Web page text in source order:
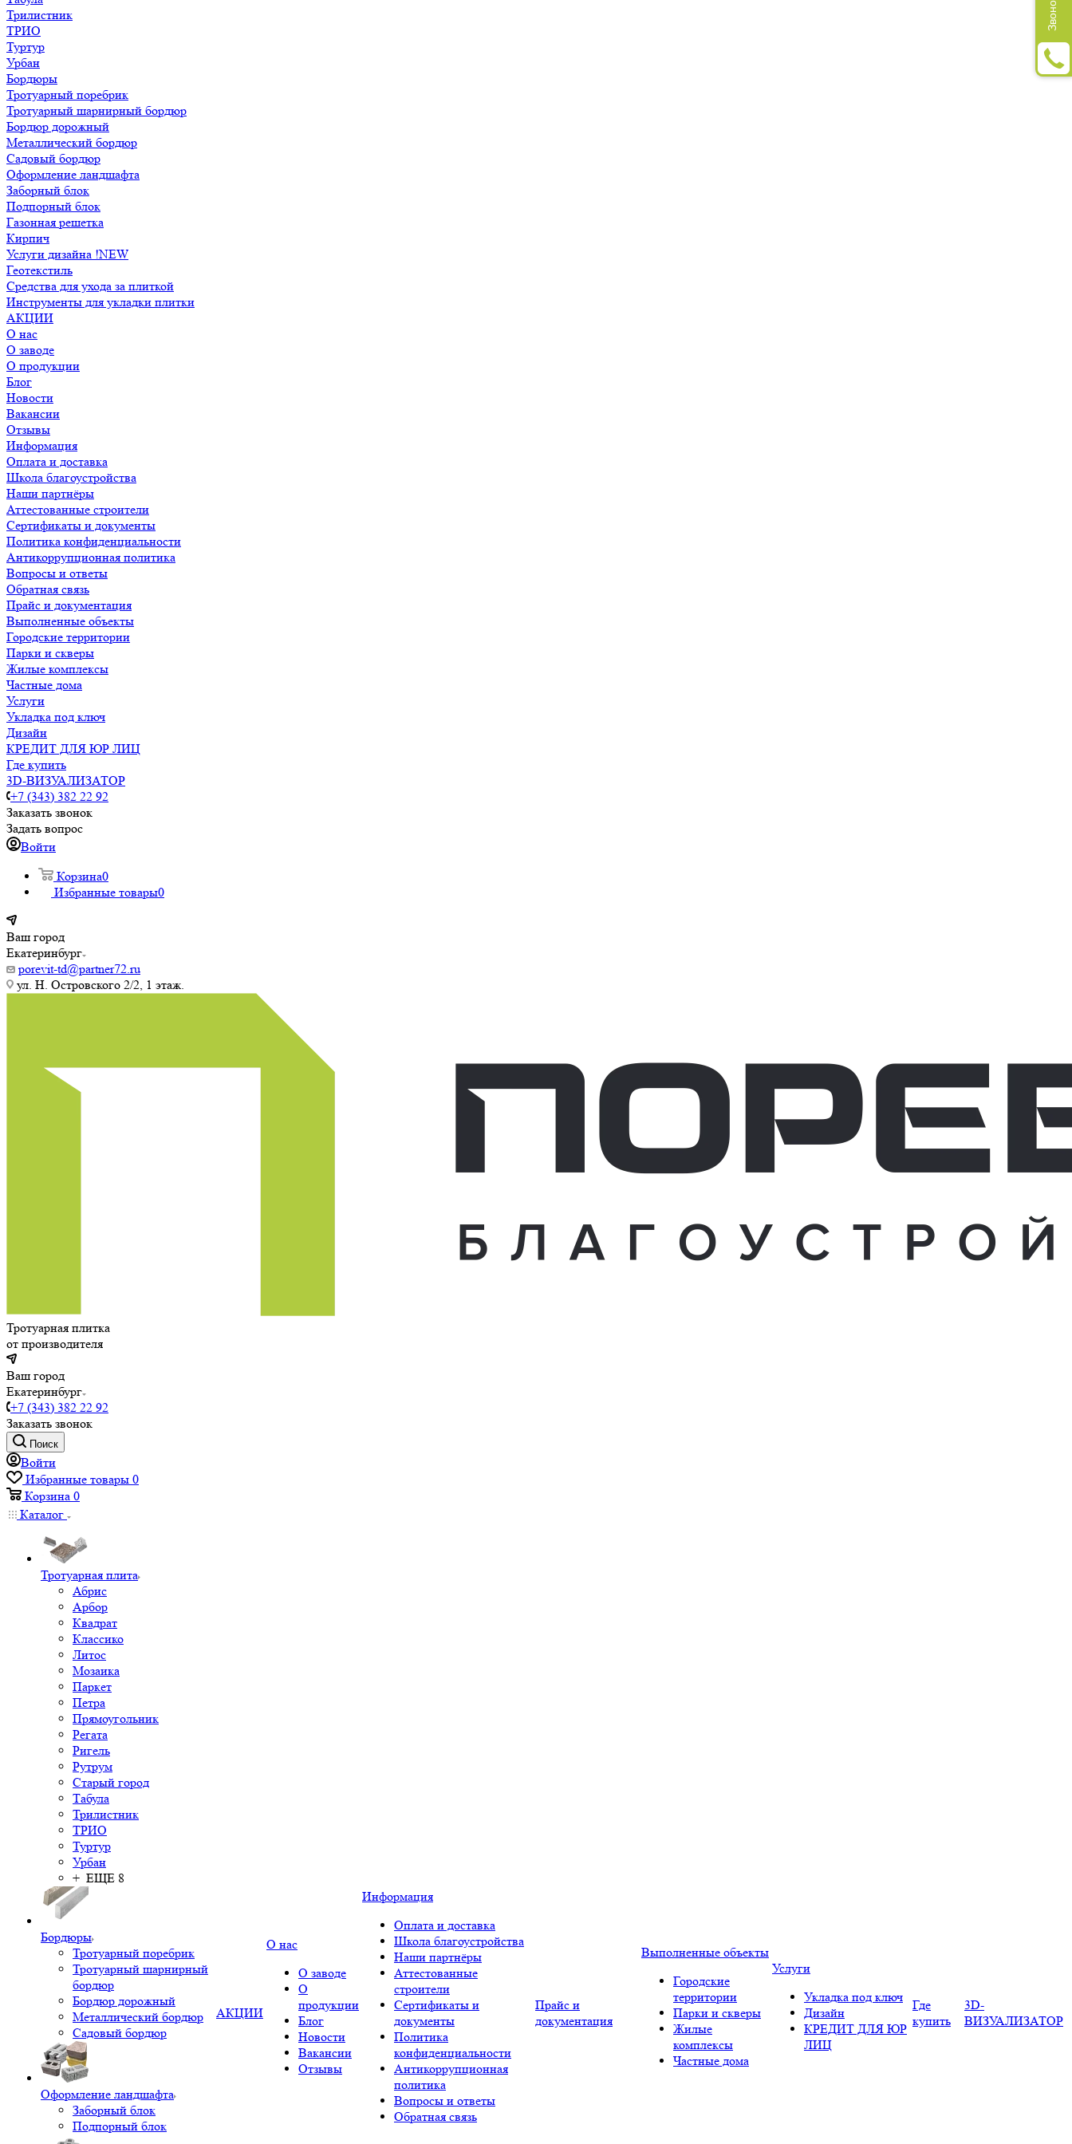
Трилистник
ТРИО
Туртур
Урбан
Бордюры
Тротуарный поребрик
Тротуарный шарнирный бордюр
Бордюр дорожный
Металлический бордюр
Садовый бордюр
Оформление ландшафта
Заборный блок
Подпорный блок
Газонная решетка
Кирпич
Услуги дизайна !NEW
Геотекстиль
Средства для ухода за плиткой
Инструменты для укладки плитки
АКЦИИ
О нас
О заводе
О продукции
Блог
Новости
Вакансии
Отзывы
Информация
Оплата и доставка
Школа благоустройства
Наши партнёры
Аттестованные строители
Сертификаты и документы
Политика конфиденциальности
Антикоррупционная политика
Вопросы и ответы
Обратная связь
Прайс и документация
Выполненные объекты
Городские территории
Парки и скверы
Жилые комплексы
Частные дома
Услуги
Укладка под ключ
Дизайн
КРЕДИТ ДЛЯ ЮР ЛИЦ
Где купить
3D-ВИЗУАЛИЗАТОР
+7 (343) 382 22 92
Заказать звонок
Задать вопрос
Войти
Корзина0
Избранные товары0
Ваш город
Екатеринбург
porevit-td@partner72.ru
ул. Н. Островского 2/2, 1 этаж.
Тротуарная плитка
от производителя
Ваш город
Екатеринбург
+7 (343) 382 22 92
Заказать звонок
Поиск
Войти
Избранные товары 0
Корзина 0
Каталог
Тротуарная плита
Абрис
Арбор
Квадрат
Классико
Литос
Мозаика
Паркет
Петра
Прямоугольник
Регата
Ригель
Рутрум
Старый город
Табула
Трилистник
ТРИО
Туртур
Урбан
+ ЕЩЕ 8
Бордюры
Тротуарный поребрик
Тротуарный шарнирный
бордюр
Бордюр дорожный
Металлический бордюр
Садовый бордюр
Оформление ландшафта
Заборный блок
Подпорный блок
АКЦИИ
О нас
О заводе
О
продукции
Блог
Новости
Вакансии
Отзывы
Информация
Оплата и доставка
Школа благоустройства
Наши партнёры
Аттестованные
строители
Сертификаты и
документы
Политика
конфиденциальности
Антикоррупционная
политика
Вопросы и ответы
Обратная связь
Прайс и
документация
Выполненные объекты
Городские
территории
Парки и скверы
Жилые
комплексы
Частные дома
Услуги
Укладка под ключ
Дизайн
КРЕДИТ ДЛЯ ЮР
ЛИЦ
Где
купить
3D-
ВИЗУАЛИЗАТОР